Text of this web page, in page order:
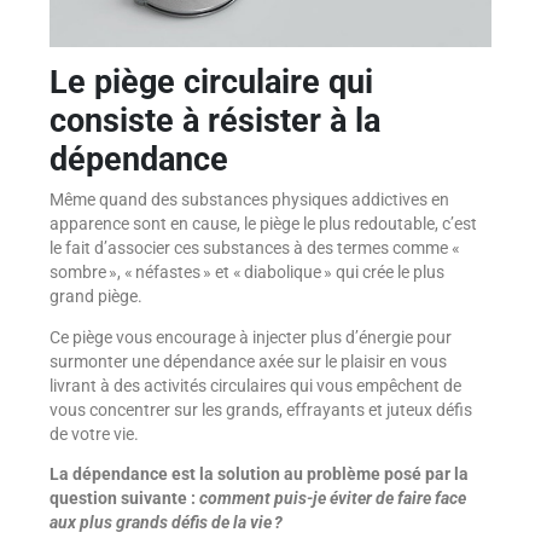
Le piège circulaire qui
consiste à résister à la
dépendance
Même quand des substances physiques addictives en
apparence sont en cause, le piège le plus redoutable, c’est
le fait d’associer ces substances à des termes comme «
sombre », « néfastes » et « diabolique » qui crée le plus
grand piège.
Ce piège vous encourage à injecter plus d’énergie pour
surmonter une dépendance axée sur le plaisir en vous
livrant à des activités circulaires qui vous empêchent de
vous concentrer sur les grands, effrayants et juteux défis
de votre vie.
La dépendance est la solution au problème posé par la
question suivante : comment puis-je éviter de faire face
aux plus grands défis de la vie ?